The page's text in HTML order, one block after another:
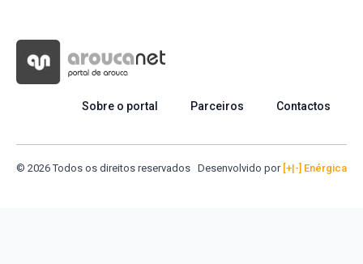
Sobre o portal Parceiros Contactos
© 2026 Todos os direitos reservados Desenvolvido por [+|-] Enérgica